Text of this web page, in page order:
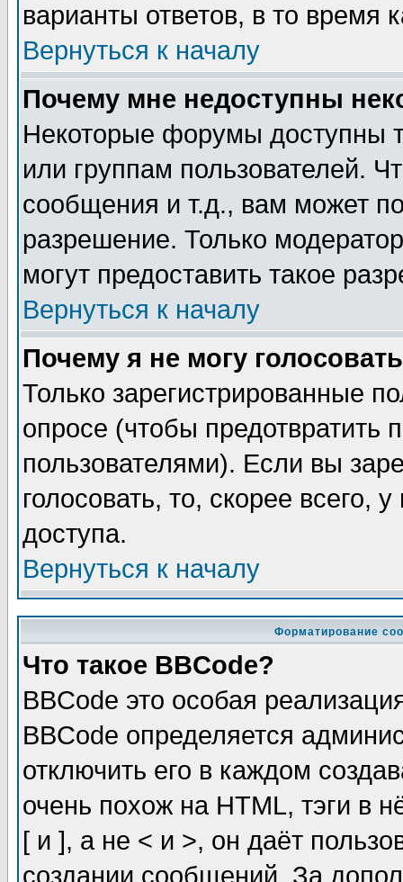
варианты ответов, в то время
Вернуться к началу
Почему мне недоступны
Некоторые форумы доступны
или группам пользователей.
сообщения и т.д., вам может
разрешение. Только
могут предоставить такое
Вернуться к началу
Почему я не могу
Только зарегистрированные
опросе (чтобы предотвратить
пользователями). Если вы
голосовать, то, скорее всего,
доступа.
Вернуться к началу
Форматирование
Что такое BBCode?
BBCode это особая
BBCode определяется
отключить его в каждом
очень похож на HTML, тэги в
[ и ], а не < и >, он даёт
создании сообщений. За